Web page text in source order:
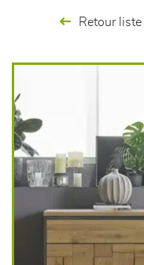
Retour liste